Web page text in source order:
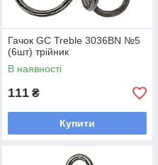
Гачок GC Treble 3036BN №5
(6шт) трійник
В наявності
111 ₴
Купити